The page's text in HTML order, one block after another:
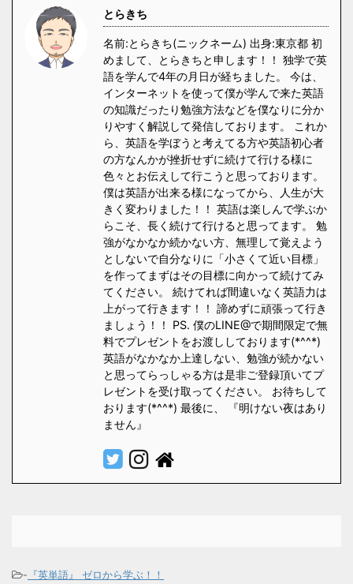
とらきち
名前:とらきち(ニックネーム) 出身:東京都 初
めまして、とらきちと申します！！ 独学で英
語を学んで4年の月日が経ちました。 今は、
インターネットを使って僕が学んで来た英語
の知識だったり勉強方法などを僕なりに分か
りやすく解説して発信しております。 これか
ら、英語を学ぼうと考えてる方や英語初心者
の方なんかが挫折せずに続けて行ける様に
色々とお伝えして行こうと思っております。
僕は英語が出来る様になってから、人生が大
きく変わりました！！ 英語は楽しんで学ぶか
らこそ、長く続けて行けると思ってます。 勉
強がなかなか続かない方、無理して覚えよう
としないで自分なりに「小さくて近い目標」
を作ってまずはその目標に向かって続けてみ
てください。 続けてれば間違いなく英語力は
上がって行きます！！ 諦めずに頑張って行き
ましょう！！ PS. 僕のLINE@で期間限定で無
料でプレゼントをお渡ししております(*^^*)
英語がなかなか上達しない、勉強が続かない
と思ってらっしゃる方は是非ご登録頂いてプ
レゼントを受け取ってください。 お待ちして
おります(*^^*) 最後に、 『明けない夜はあり
ません』
- 『英単語』 ゼロから学ぶ！！